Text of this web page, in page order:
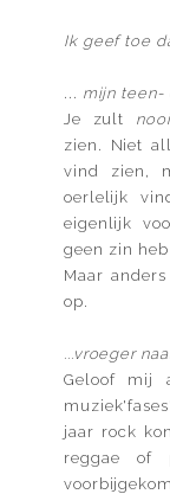
Ik geef toe
mijn teen-
Je zult
zien. Niet
vind zien,
oerlelijk
eigenlijk
geen zin
Maar
op.
...vroeger
Geloof mij
jaar rock
reggae of